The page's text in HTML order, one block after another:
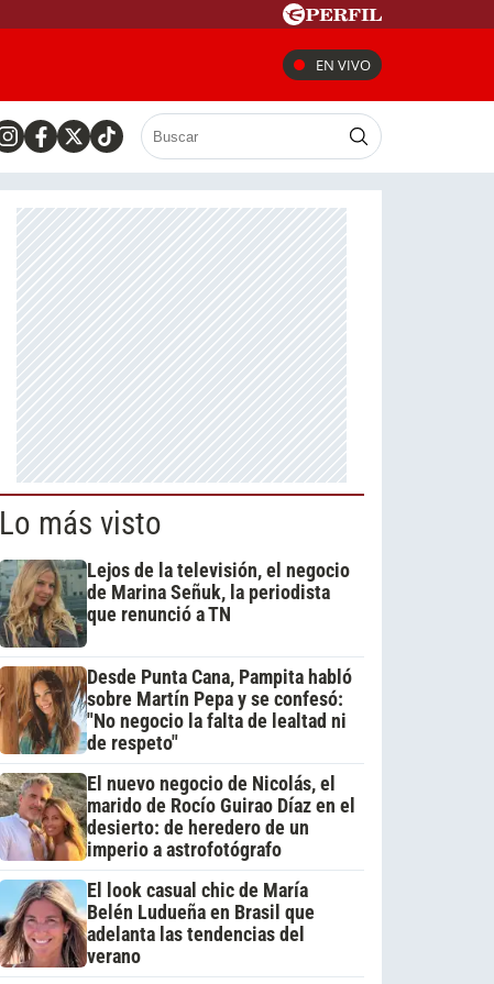
EN VIVO
Lo más visto
Lejos de la televisión, el negocio
de Marina Señuk, la periodista
que renunció a TN
Desde Punta Cana, Pampita habló
sobre Martín Pepa y se confesó:
"No negocio la falta de lealtad ni
de respeto"
El nuevo negocio de Nicolás, el
marido de Rocío Guirao Díaz en el
desierto: de heredero de un
imperio a astrofotógrafo
El look casual chic de María
Belén Ludueña en Brasil que
adelanta las tendencias del
verano